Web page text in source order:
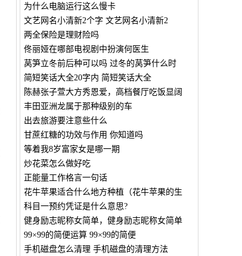
为什么电脑运行这么慢卡
文艺网名小清新2个字 文艺网名小清新2
两全保险是理财险吗
佟丽娅在哪部电视剧中扮演何医生
莴笋立冬前后种可以吗 过冬的莴笋什么时
简短笑话大全20字内 简短笑话大全
陈赫张子萱大方秀恩爱，高档餐厅吃饭显阔
丰田亚洲龙属于那种级别的车
出去旅游要注意些什么
甘蔗红糖的功效与作用 你知道吗
等着我8岁富家女是哪一期
炒花菜怎么做好吃
正能量工作格言一句话
花牛苹果适合什么地方种植（花牛苹果的生
科目一预约凭证是什么意思?
健身励志昵称女简单，健身励志昵称女简单
99×99的简便运算 99×99的简便
手机磁盘怎么清理 手机磁盘的清理方法